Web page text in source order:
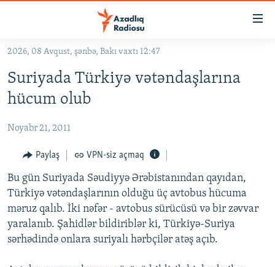
Əsas
qayıt
Əsas
qayıt
#İZAHLA
#ƏSLINDƏ
FƏRQƏ BAX
QANUNI DOĞRU
ARAŞDIRMA
MULTIMEDIA
VIDEO
FOTOQALEREYA
RADIO ARXIV
OXU ZALI
HAQQIMIZDA
2026, 08 Avqust, şənbə, Bakı vaxtı 12:47
Suriyada Türkiyə vətəndaşlarına
hücum olub
Noyabr 21, 2011
Paylaş VPN-siz açmaq
Bu gün Suriyada Səudiyyə Ərəbistanından qayıdan,
Türkiyə vətəndaşlarının olduğu üç avtobus hücuma
məruz qalıb. İki nəfər - avtobus sürücüsü və bir zəvvar
yaralanıb. Şahidlər bildiriblər ki, Türkiyə-Suriya
sərhədində onlara suriyalı hərbçilər atəş açıb.